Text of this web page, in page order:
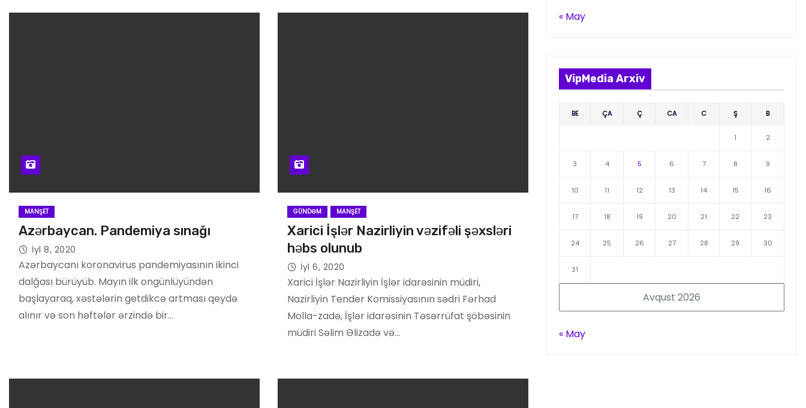
MANŞET
Azərbaycan. Pandemiya sınağı
İyl 8, 2020
Azərbaycanı koronavirus pandemiyasının ikinci
dalğası bürüyüb. Mayın ilk ongünlüyündən
başlayaraq, xəstələrin getdikcə artması qeydə
alınır və son həftələr ərzində bir…
GÜNDƏM MANŞET
Xarici İşlər Nazirliyin vəzifəli şəxsləri
həbs olunub
İyl 6, 2020
Xarici İşlər Nazirliyin İşlər idarəsinin müdiri,
Nazirliyin Tender Komissiyasının sədri Fərhad
Molla-zadə, İşlər idarəsinin Təsərrüfat şöbəsinin
müdiri Səlim Əlizadə və…
« May
VipMedia Arxiv
Avqust 2026
BE ÇA Ç CA C Ş B
1 2
3 4 5 6 7 8 9
10 11 12 13 14 15 16
17 18 19 20 21 22 23
24 25 26 27 28 29 30
31
« May